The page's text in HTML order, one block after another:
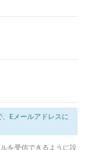
Eメールアドレスに
を受信できるように設